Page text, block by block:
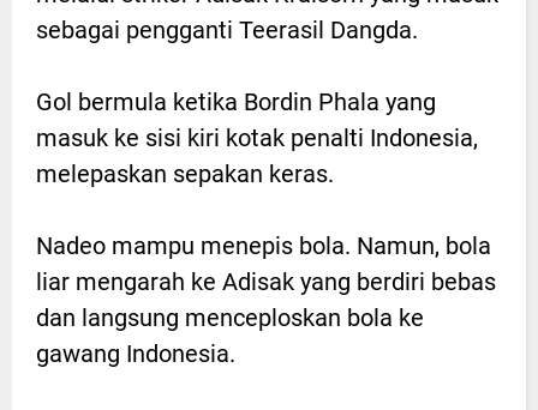
sebagai pengganti Teerasil Dangda.
Gol bermula ketika Bordin Phala yang
masuk ke sisi kiri kotak penalti Indonesia,
melepaskan sepakan keras.
Nadeo mampu menepis bola. Namun, bola
liar mengarah ke Adisak yang berdiri bebas
dan langsung menceploskan bola ke
gawang Indonesia.